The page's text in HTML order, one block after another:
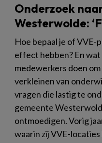
Onderzoek
Westerwolde:
Hoe bepaal je of VVE-
effect hebben? En
medewerkers doen
verkleinen van
vragen die lastig te
gemeente
ontmoedigen. Vorig
waarin zij VVE-